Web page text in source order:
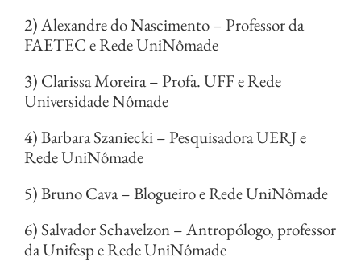
2) Alexandre do Nascimento – Professor da
FAETEC e Rede UniNômade
3) Clarissa Moreira – Profa. UFF e Rede
Universidade Nômade
4) Barbara Szaniecki – Pesquisadora UERJ e
Rede UniNômade
5) Bruno Cava – Blogueiro e Rede UniNômade
6) Salvador Schavelzon – Antropólogo, professor
da Unifesp e Rede UniNômade